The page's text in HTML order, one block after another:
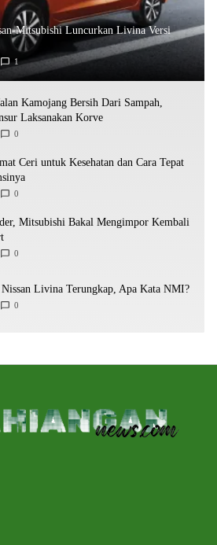
Mitsubishi Luncurkan Livina Versi
1
Kamojang Bersih Dari Sampah,
Laksanakan Korve
0
Ceri untuk Kesehatan dan Cara Tepat
0
Mitsubishi Bakal Mengimpor Kembali
0
Nissan Livina Terungkap, Apa Kata NMI?
0